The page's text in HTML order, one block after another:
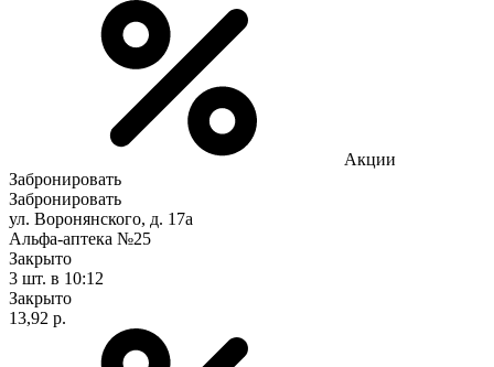
Акции
Забронировать
Забронировать
ул. Воронянского, д. 17а
Альфа-аптека №25
Закрыто
3 шт. в 10:12
Закрыто
13,92 р.